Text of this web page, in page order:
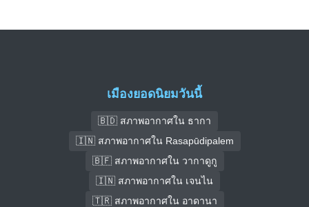
เมืองยอดนิยมวันนี้
🇧🇩 สภาพอากาศใน ธากา
🇮🇳 สภาพอากาศใน Rasapūdipalem
🇧🇫 สภาพอากาศใน วากาดูกู
🇮🇳 สภาพอากาศใน เจนไน
🇹🇷 สภาพอากาศใน อาดานา